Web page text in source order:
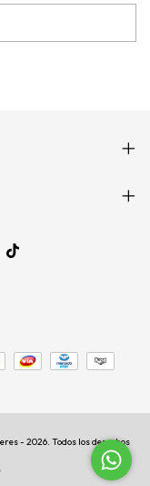
- 2026. Todos los derechos